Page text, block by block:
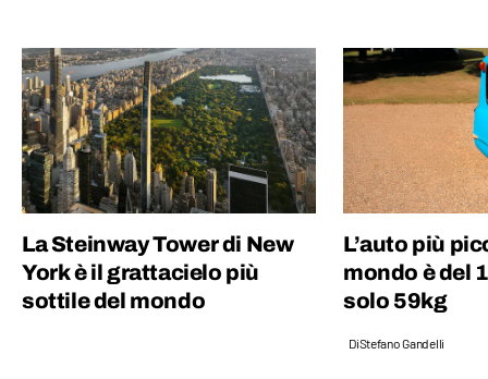
La Steinway Tower di New
York è il grattacielo più
sottile del mondo
L’auto più
mondo è del
solo 59kg
DiStefano Gandelli